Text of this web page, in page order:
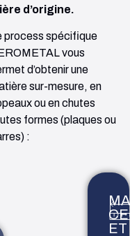
d’origine.
process spécifique
vous
d’obtenir une
sur-mesure, en
ou en chutes
formes (plaques ou
:
ET